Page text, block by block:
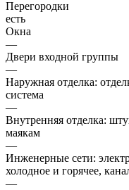
Перегородки
есть
Окна
—
Двери входной группы
—
Наружная отделка:
система
—
Внутренняя отделка:
маякам
—
Инженерные сети:
холодное и горячее,
—